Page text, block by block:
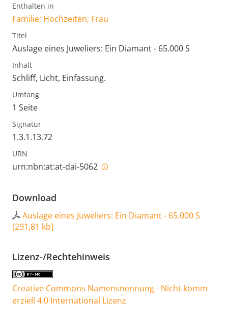
Enthalten in
Familie; Hochzeiten; Frau
Titel
Auslage eines Juweliers: Ein Diamant - 65.000 S
Inhalt
Schliff, Licht, Einfassung.
Umfang
1 Seite
Signatur
1.3.1.13.72
URN
urn:nbn:at:at-dai-5062
Download
Auslage eines Juweliers: Ein Diamant - 65.000 S
[291,81 kb]
Lizenz-/Rechtehinweis
Creative Commons Namensnennung - Nicht komm
erziell 4.0 International Lizenz